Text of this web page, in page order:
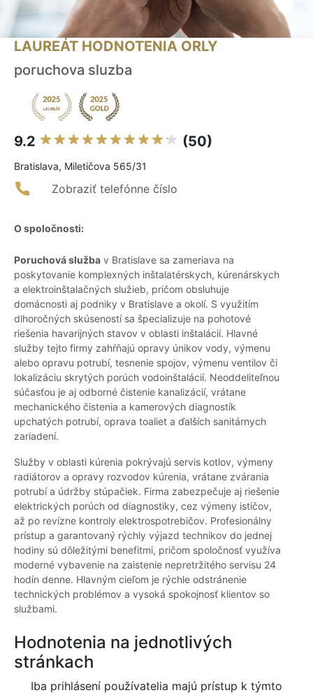
LAUREÁT HODNOTENIA ORLY
poruchova sluzba
9.2 (50)
Bratislava, Miletičova 565/31
Zobraziť telefónne číslo
O spoločnosti:
Poruchová služba v Bratislave sa zameriava na
poskytovanie komplexných inštalatérskych, kúrenárskych
a elektroinštalačných služieb, pričom obsluhuje
domácnosti aj podniky v Bratislave a okolí. S využitím
dlhoročných skúseností sa špecializuje na pohotové
riešenia havarijných stavov v oblasti inštalácií. Hlavné
služby tejto firmy zahŕňajú opravy únikov vody, výmenu
alebo opravu potrubí, tesnenie spojov, výmenu ventilov či
lokalizáciu skrytých porúch vodoinštalácií. Neoddeliteľnou
súčasťou je aj odborné čistenie kanalizácií, vrátane
mechanického čistenia a kamerových diagnostík
upchatých potrubí, oprava toaliet a ďalších sanitárnych
zariadení.
Služby v oblasti kúrenia pokrývajú servis kotlov, výmeny
radiátorov a opravy rozvodov kúrenia, vrátane zvárania
potrubí a údržby stúpačiek. Firma zabezpečuje aj riešenie
elektrických porúch od diagnostiky, cez výmeny ističov,
až po revízne kontroly elektrospotrebičov. Profesionálny
prístup a garantovaný rýchly výjazd technikov do jednej
hodiny sú dôležitými benefitmi, pričom spoločnosť využíva
moderné vybavenie na zaistenie nepretržitého servisu 24
hodín denne. Hlavným cieľom je rýchle odstránenie
technických problémov a vysoká spokojnosť klientov so
službami.
Hodnotenia na jednotlivých
stránkach
Iba prihlásení používatelia majú prístup k týmto